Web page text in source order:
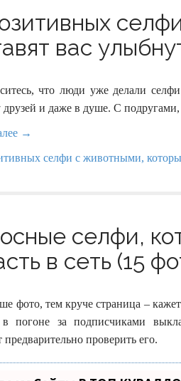
вас
что люди уже делали
друзей и даже в душе. С
→
селфи,
в сеть (15
фото, тем круче страница –
погоне за подписчиками
проверить его.